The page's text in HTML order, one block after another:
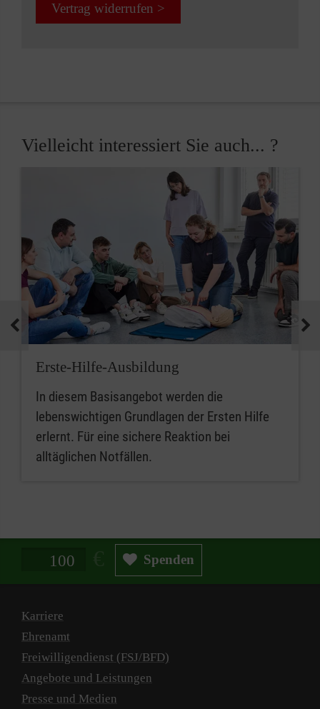
Vertrag widerrufen >
Vielleicht interessiert Sie auch... ?
Erste-Hilfe-Ausbildung
In diesem Basisangebot werden die
lebenswichtigen Grundlagen der Ersten Hilfe
erlernt. Für eine sichere Reaktion bei
alltäglichen Notfällen.
Spendenbetrag in Euro Spenden
Karriere
Ehrenamt
Freiwilligendienst (FSJ/BFD)
Angebote und Leistungen
Presse und Medien